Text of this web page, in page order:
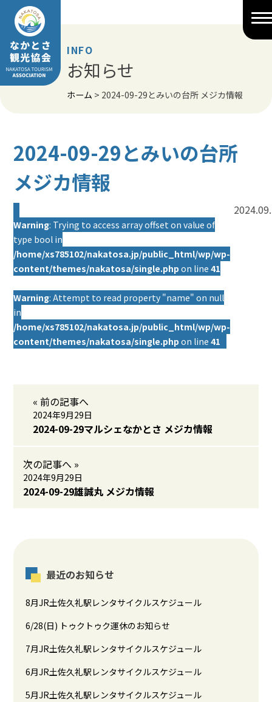
Skip
content
INFO
お知らせ
ホーム > 2024-09-29とみいの台所 メジカ情報
2024-09-29とみいの台所
メジカ情報
Warning: Trying to access array offset on value of
type bool in
/home/xs785102/nakatosa.jp/public_html/wp/wp-
content/themes/nakatosa/single.php on line41
Warning: Attempt to read property "name" on null
in
/home/xs785102/nakatosa.jp/public_html/wp/wp-
content/themes/nakatosa/single.php on line41
« 前の記事へ
2024年9月29日
2024-09-29マルシェなかとさ メジカ情報
次の記事へ »
2024年9月29日
2024-09-29雄誠丸 メジカ情報
最近のお知らせ
8月JR土佐久礼駅レンタサイクルスケジュール
6/28(日) トゥクトゥク運休のお知らせ
7月JR土佐久礼駅レンタサイクルスケジュール
6月JR土佐久礼駅レンタサイクルスケジュール
5月JR土佐久礼駅レンタサイクルスケジュール